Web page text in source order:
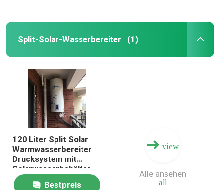
Split-Solar-Wasserbereiter (1)
120 Liter Split Solar
Warmwasserbereiter
Drucksystem mit
Solarwasserbehälter
Bestpreis
view
all
Alle ansehen